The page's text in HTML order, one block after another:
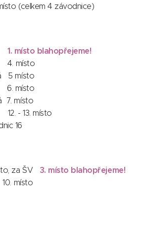
(celkem 4 závodnice)
1. místo blahopřejeme!
4. místo
5 místo
6. místo
7. místo
- 13. místo
16
za ŠV 3. místo blahopřejeme!
místo